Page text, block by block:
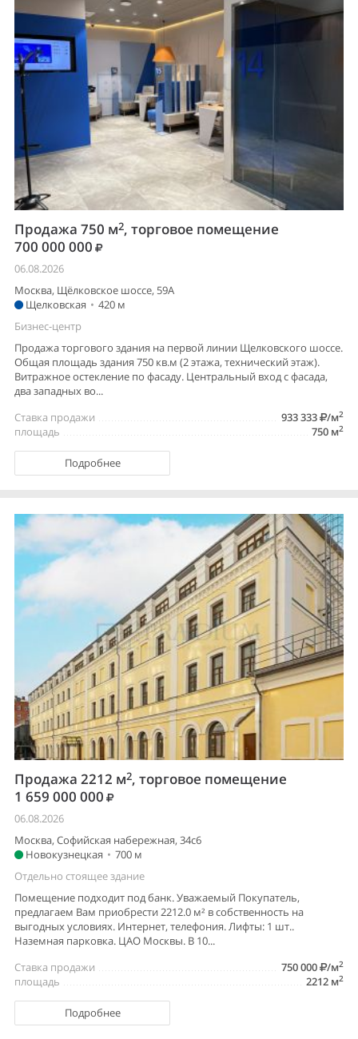
Продажа 750 м2, торговое помещение
700 000 000
06.08.2026
Москва, Щёлковское шоссе, 59А
Щелковская • 420 м
Бизнес-центр
Продажа торгового здания на первой линии Щелковского шоссе.
Общая площадь здания 750 кв.м (2 этажа, технический этаж).
Витражное остекление по фасаду. Центральный вход с фасада,
два западных во...
933 333
/м2
Ставка продажи
750 м2
площадь
Подробнее
Продажа 2212 м2, торговое помещение
1 659 000 000
06.08.2026
Москва, Софийская набережная, 34с6
Новокузнецкая • 700 м
Отдельно стоящее здание
Помещение подходит под банк. Уважаемый Покупатель,
предлагаем Вам приобрести 2212.0 м² в собственность на
выгодных условиях. Интернет, телефония. Лифты: 1 шт..
Наземная парковка. ЦАО Москвы. В 10...
750 000
/м2
Ставка продажи
2212 м2
площадь
Подробнее